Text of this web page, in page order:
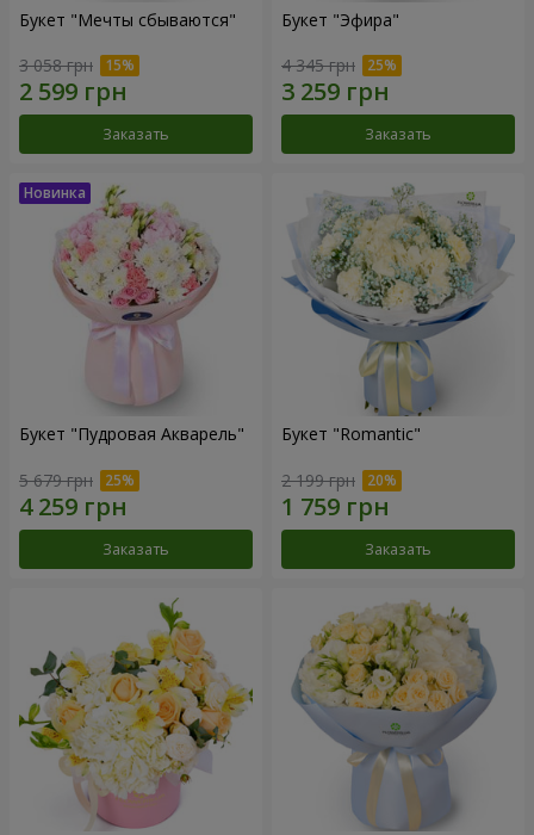
Букет "Мечты сбываются"
3 058 грн
Заказать
Букет "Эфира"
4 345 грн
Заказать
Букет "Пудровая Акварель"
5 679 грн
Заказать
Букет "Romantic"
2 199 грн
Заказать